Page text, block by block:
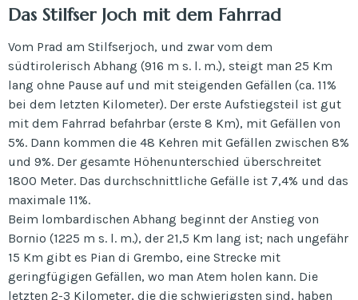
Das Stilfser Joch mit dem Fahrrad
Vom Prad am Stilfserjoch, und zwar vom dem
südtirolerisch Abhang (916 m s. l. m.), steigt man 25 Km
lang ohne Pause auf und mit steigenden Gefällen (ca. 11%
bei dem letzten Kilometer). Der erste Aufstiegsteil ist gut
mit dem Fahrrad befahrbar (erste 8 Km), mit Gefällen von
5%. Dann kommen die 48 Kehren mit Gefällen zwischen 8%
und 9%. Der gesamte Höhenunterschied überschreitet
1800 Meter. Das durchschnittliche Gefälle ist 7,4% und das
maximale 11%.
Beim lombardischen Abhang beginnt der Anstieg von
Bornio (1225 m s. l. m.), der 21,5 Km lang ist; nach ungefähr
15 Km gibt es Pian di Grembo, eine Strecke mit
geringfügigen Gefällen, wo man Atem holen kann. Die
letzten 2-3 Kilometer, die die schwierigsten sind, haben